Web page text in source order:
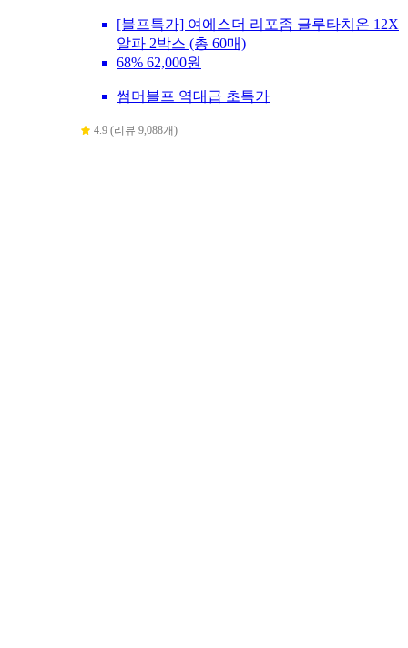
[블프특가] 여에스더 리포좀 글루타치온 12X
알파 2박스 (총 60매)
68% 62,000원
썸머블프 역대급 초특가
4.9 (리뷰 9,088개)